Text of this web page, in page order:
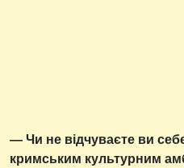
— Чи не відчуваєте ви
кримським культурним